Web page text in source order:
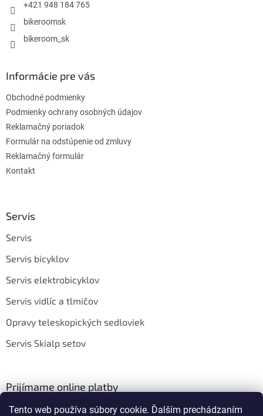
Tento web používa súbory cookie. Ďalším prechádzaním
+421 948 184 765
bikeroomsk
bikeroom_sk
Informácie pre vás
Obchodné podmienky
Podmienky ochrany osobných údajov
Reklamačný poriadok
Formulár na odstúpenie od zmluvy
Reklamačný formulár
Kontakt
Servis
Servis
Servis bicyklov
Servis elektrobicyklov
Servis vidlíc a tlmičov
Opravy teleskopických sedloviek
Servis Skialp setov
Prijímame online platby